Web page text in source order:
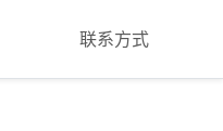
联系方式